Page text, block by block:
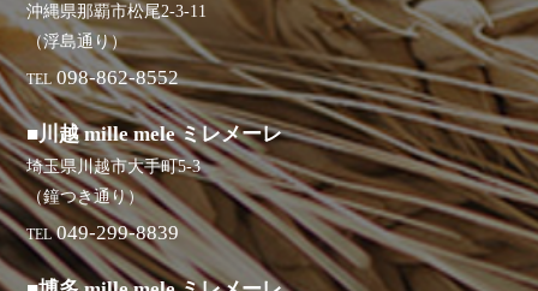
沖縄県那覇市松尾2-3-11
（浮島通り）
TEL 098-862-8552
■川越 mille mele ミレメーレ
埼玉県川越市大手町5-3
（鐘つき通り）
TEL 049-299-8839